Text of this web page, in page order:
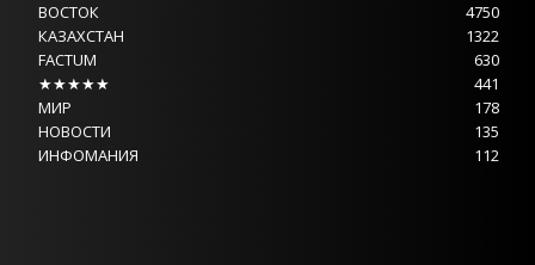
ВОСТОК
4750
КАЗАХСТАН
1322
FACTUM
630
★★★★★
441
МИР
178
НОВОСТИ
135
ИНФОМАНИЯ
112